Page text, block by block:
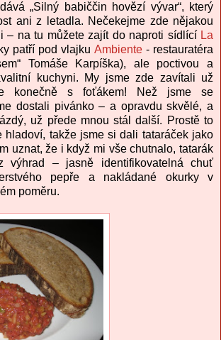
„Silný babiččin hovězí vývar“, který
ani z letadla. Nečekejme zde nějakou
– na tu můžete zajít do naproti sídlící La
patří pod vlajku Ambiente- restauratéra
Tomáše Karpíška), ale poctivou a
kuchyni. My jsme zde zavítali už
konečně s foťákem! Než jsme se
dostali pivánko – a opravdu skvělé, a
už přede mnou stál další. Prostě to
hladoví, takže jsme si dali tataráček jako
uznat, že i když mi vše chutnalo, tatarák
výhrad – jasně identifikovatelná chuť
pepře a nakládané okurky v
poměru.